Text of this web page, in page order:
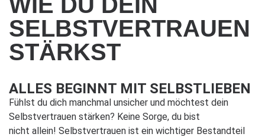
SELBSTVERTRAUEN
STÄRKST
ALLES BEGINNT MIT SELBSTLIEBEN
Fühlst du dich manchmal unsicher und möchtest dein
Selbstvertrauen stärken? Keine Sorge, du bist
nicht allein! Selbstvertrauen ist ein wichtiger Bestandteil